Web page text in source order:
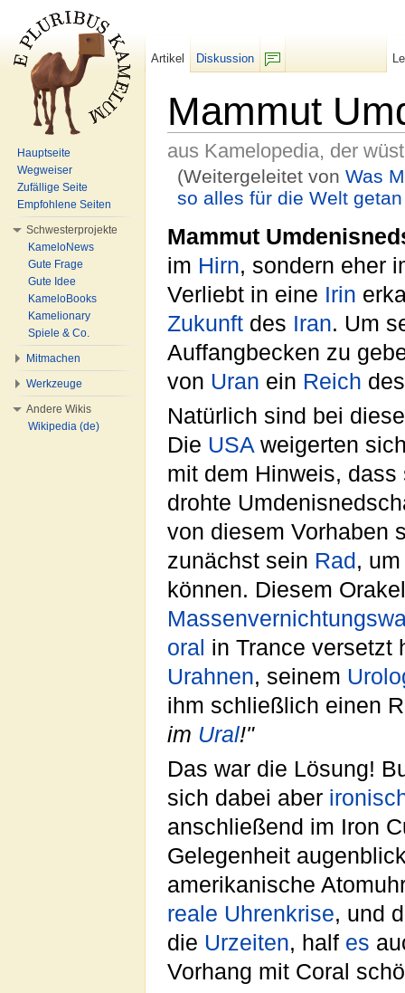
Mammut
aus Kamelopedia, der
(Weitergeleitet von Was
so alles für die Welt
Mammut
im Hirn, sondern eher
Verliebt in eine Irin
Zukunft des Iran. Um
Auffangbecken zu
von Uran ein Reich
Natürlich sind bei
Die USA weigerten
mit dem Hinweis,
drohte
von diesem Vorhaben
zunächst sein Rad ,
können. Diesem
oral in Trance versetzt
Urahnen, seinem
ihm schließlich einen
im Ural!"
Das war die Lösung!
sich dabei aber
anschließend im Iron
Gelegenheit
amerikanische
reale Uhrenkrise, und
die Urzeiten, half es
Vorhang mit Coral
Artikel
Diskussion
Hauptseite
Wegweiser
Zufällige Seite
Empfohlene Seiten
Schwesterprojekte
KameloNews
Gute Frage
Gute Idee
KameloBooks
Kamelionary
Spiele & Co.
Mitmachen
Werkzeuge
Andere Wikis
Wikipedia (de)